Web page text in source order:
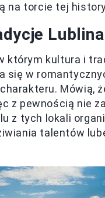
na torcie tej
którym kultura i
się w
Mówią,
z pewnością nie
z tych lokali
talentów